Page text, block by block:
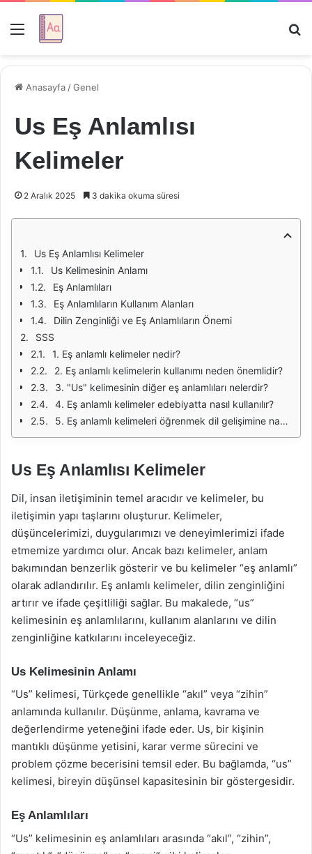
Menü
Anasayfa /Genel
Us Eş Anlamlısı
Kelimeler
2 Aralık 2025 3 dakika okuma süresi
Us Eş Anlamlısı Kelimeler
Us Kelimesinin Anlamı
Eş Anlamlıları
Eş Anlamlıların Kullanım Alanları
Dilin Zenginliği ve Eş Anlamlıların Önemi
SSS
1. Eş anlamlı kelimeler nedir?
2. Eş anlamlı kelimelerin kullanımı neden önemlidir?
3. "Us" kelimesinin diğer eş anlamlıları nelerdir?
4. Eş anlamlı kelimeler edebiyatta nasıl kullanılır?
5. Eş anlamlı kelimeleri öğrenmek dil gelişimine nasıl katkı sağlar?
Us Eş Anlamlısı Kelimeler
Dil, insan iletişiminin temel aracıdır ve kelimeler, bu
iletişimin yapı taşlarını oluşturur. Kelimeler,
düşüncelerimizi, duygularımızı ve deneyimlerimizi ifade
etmemize yardımcı olur. Ancak bazı kelimeler, anlam
bakımından benzerlik gösterir ve bu kelimeler “eş anlamlı”
olarak adlandırılır. Eş anlamlı kelimeler, dilin zenginliğini
artırır ve ifade çeşitliliği sağlar. Bu makalede, “us”
kelimesinin eş anlamlılarını, kullanım alanlarını ve dilin
zenginliğine katkılarını inceleyeceğiz.
Us Kelimesinin Anlamı
“Us” kelimesi, Türkçede genellikle “akıl” veya “zihin”
anlamında kullanılır. Düşünme, anlama, kavrama ve
değerlendirme yeteneğini ifade eder. Us, bir kişinin
mantıklı düşünme yetisini, karar verme sürecini ve
problem çözme becerisini temsil eder. Bu bağlamda, “us”
kelimesi, bireyin düşünsel kapasitesinin bir göstergesidir.
Eş Anlamlıları
“Us” kelimesinin eş anlamlıları arasında “akıl”, “zihin”,